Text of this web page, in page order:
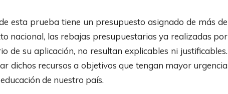
esta prueba tiene un presupuesto asignado de más de
nacional, las rebajas presupuestarias ya realizadas por
de su aplicación, no resultan explicables ni justificables.
dichos recursos a objetivos que tengan mayor urgencia
de nuestro país.